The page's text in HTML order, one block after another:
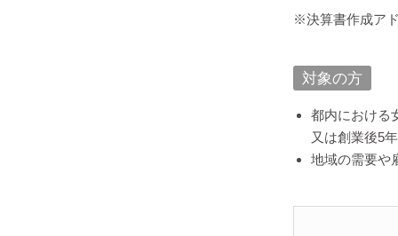
※決算書作成ア
対象の方
都内における
又は創業後5
地域の需要や